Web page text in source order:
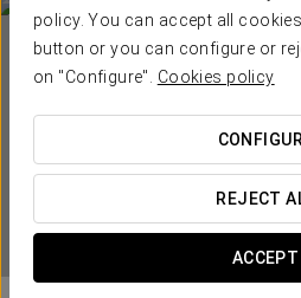
policy. You can accept all
button or you can configure or
on "Configure". Cookies policy
REJECT
ACCEPT
